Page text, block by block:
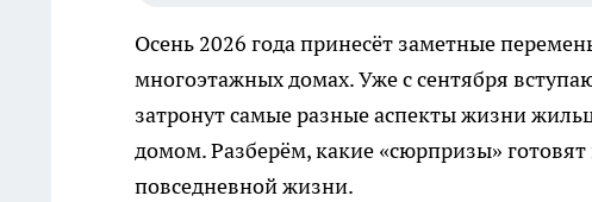
Осень 2026 года принесёт заметные
многоэтажных домах. Уже с сентября
затронут самые разные аспекты жизни
домом. Разберём, какие «сюрпризы»
повседневной жизни.